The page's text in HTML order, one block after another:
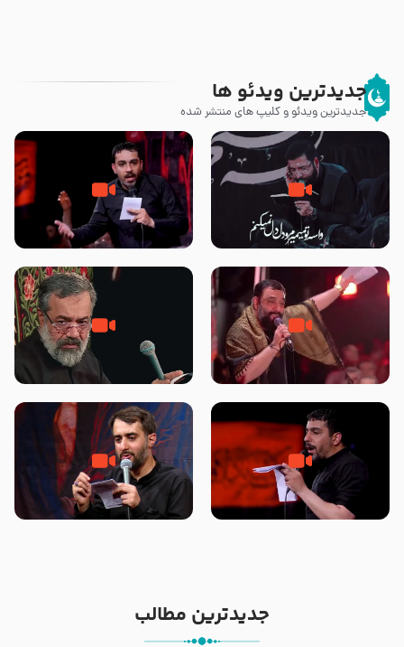
جدیدترین ویدئو ها
جدیدترین ویدئو و کلیپ های منتشر شده
مصداق کربلا – حاج حسین سیب
سرخی
شور ، حسینا! به‌ حق زهرا «أُنْظُرْ
إِلَینا» – عزاداری شب هفتم ماه
جانا جانا ابی عبدالله – کربلایی جواد
مقدم – شب هشتم محرم 1448 –
مادر منم مثل تو خمیدم – حاج
محمود کریمی – شهادت حضرت
هیئت رایة العباس علیه السلام
تک ، عبّاس، صاحب دل‌هاست –
حاج حنیف طاهری – عزاداری شب
من غلام نوکراتم من عاشق کربلاتم
– شور زمینه – شب هفتم – محرم
جدیدترین مطالب